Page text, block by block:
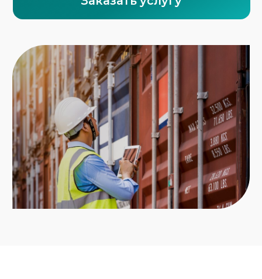
Контроль груза на всех участках пути —
вплоть до таможни и склада клиента
Глубокое понимание всех аспектов логистики:
от ИНКОТЕРМС до сертификации
Проверенные партнёры и агенты в странах
отправления
Собственная команда таможенных
представителей и юристов по ВЭД